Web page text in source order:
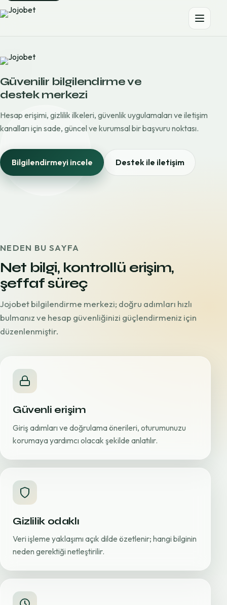
Güvenilir bilgilendirme ve
destek merkezi
Hesap erişimi, gizlilik ilkeleri, güvenlik uygulamaları ve iletişim
kanalları için sade, güncel ve kurumsal bir başvuru noktası.
Bilgilendirmeyi incele Destek ile iletişim
NEDEN BU SAYFA
Net bilgi, kontrollü erişim,
şeffaf süreç
Jojobet bilgilendirme merkezi; doğru adımları hızlı
bulmanız ve hesap güvenliğinizi güçlendirmeniz için
düzenlenmiştir.
Güvenli erişim
Giriş adımları ve doğrulama önerileri, oturumunuzu
korumaya yardımcı olacak şekilde anlatılır.
Gizlilik odaklı
Veri işleme yaklaşımı açık dilde özetlenir; hangi bilginin
neden gerektiği netleştirilir.